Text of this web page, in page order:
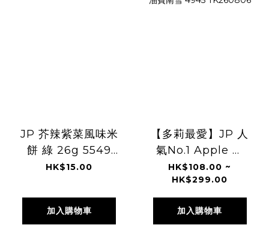
JP 芥辣紫菜風味米
餅 綠 26g 5549
TK260806
HK$15.00
加入購物車
【多莉最愛】JP 人
氣No.1 Apple ＆
Butter 烘烤蘋果牛
油費南雪 4945
TK260806
HK$108.00 ~
HK$299.00
加入購物車